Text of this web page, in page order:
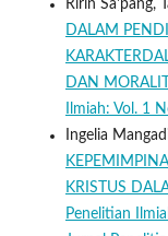
Ririn Sa'pang,
DALAM
DAN
Ilmiah: Vol. 1
Ingelia
KRISTUS
Penelitian